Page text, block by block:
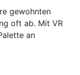
gewohnten
oft ab. Mit VR
an